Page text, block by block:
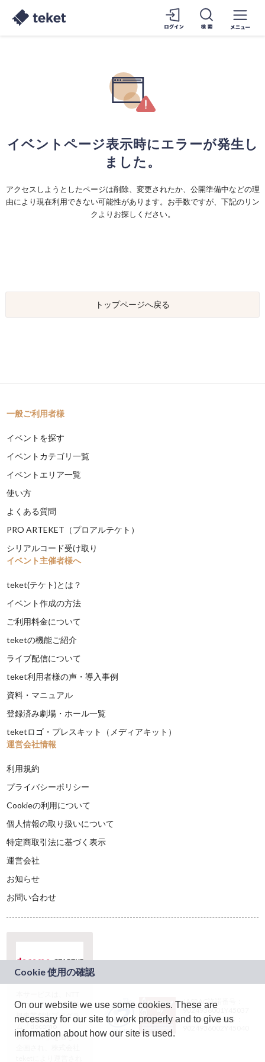
イベントページ表示時にエラーが発生し
ました。
アクセスしようとしたページは削除、変更されたか、公開準備中などの理
由により現在利用できない可能性があります。お手数ですが、下記のリン
クよりお探しください。
トップページへ戻る
一般ご利用者様
イベントを探す
イベントカテゴリ一覧
イベントエリア一覧
使い方
よくある質問
PRO ARTEKET（プロアルテケト）
シリアルコード受け取り
イベント主催者様へ
teket(テケト)とは？
イベント作成の方法
ご利用料金について
teketの機能ご紹介
ライブ配信について
teket利用者様の声・導入事例
資料・マニュアル
登録済み劇場・ホール一覧
teketロゴ・プレスキット（メディアキット）
運営会社情報
利用規約
プライバシーポリシー
Cookieの利用について
個人情報の取り扱いについて
特定商取引法に基づく表示
運営会社
お知らせ
お問い合わせ
ドコモグループの新
規事業創出プログラ
ム「docomo
STARTUP」を通じて
JASRAC許諾番号：
9024936001Y45037
JASRAC許諾番号：
On our website we use some cookies. These are
necessary for our site to work properly and to give us
information about how our site is used.